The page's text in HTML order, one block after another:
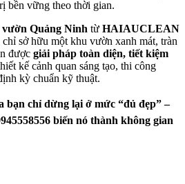
bền vững theo thời gian.
vườn Quảng Ninh từ HAIAUCLEAN
chỉ sở hữu một khu vườn xanh mát, tràn
được giải pháp toàn diện, tiết kiệm
kế cảnh quan sáng tạo, thi công
kỳ chuẩn kỹ thuật.
bạn chỉ dừng lại ở mức “đủ đẹp” –
biến nó thành không gian